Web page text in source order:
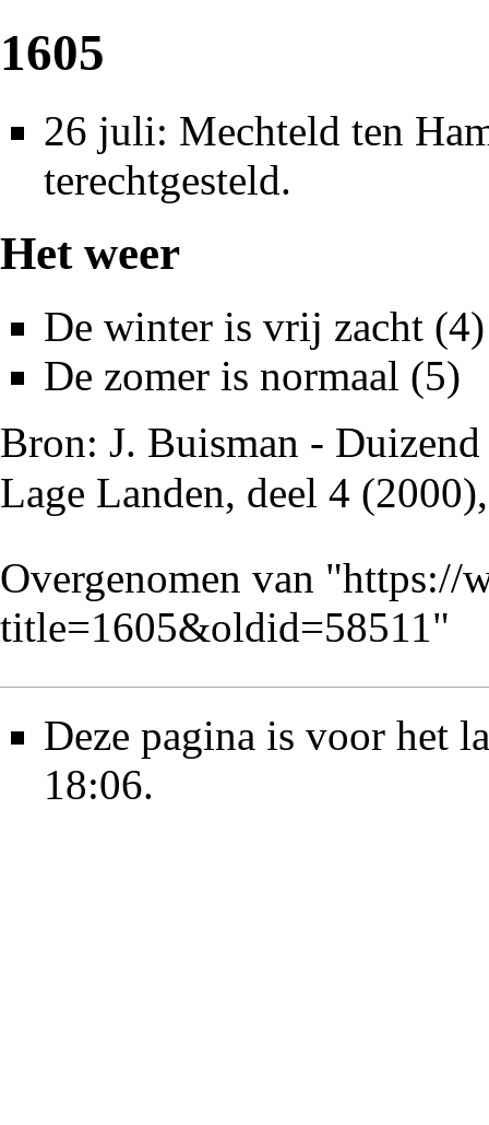
1605
26 juli: Mechteld ten
terechtgesteld.
Het weer
De winter is vrij zacht (4)
De zomer is normaal (5)
Bron: J. Buisman -
Lage Landen, deel 4
Overgenomen van "https://
title=1605&oldid=58511"
Deze pagina is voor het
18:06.